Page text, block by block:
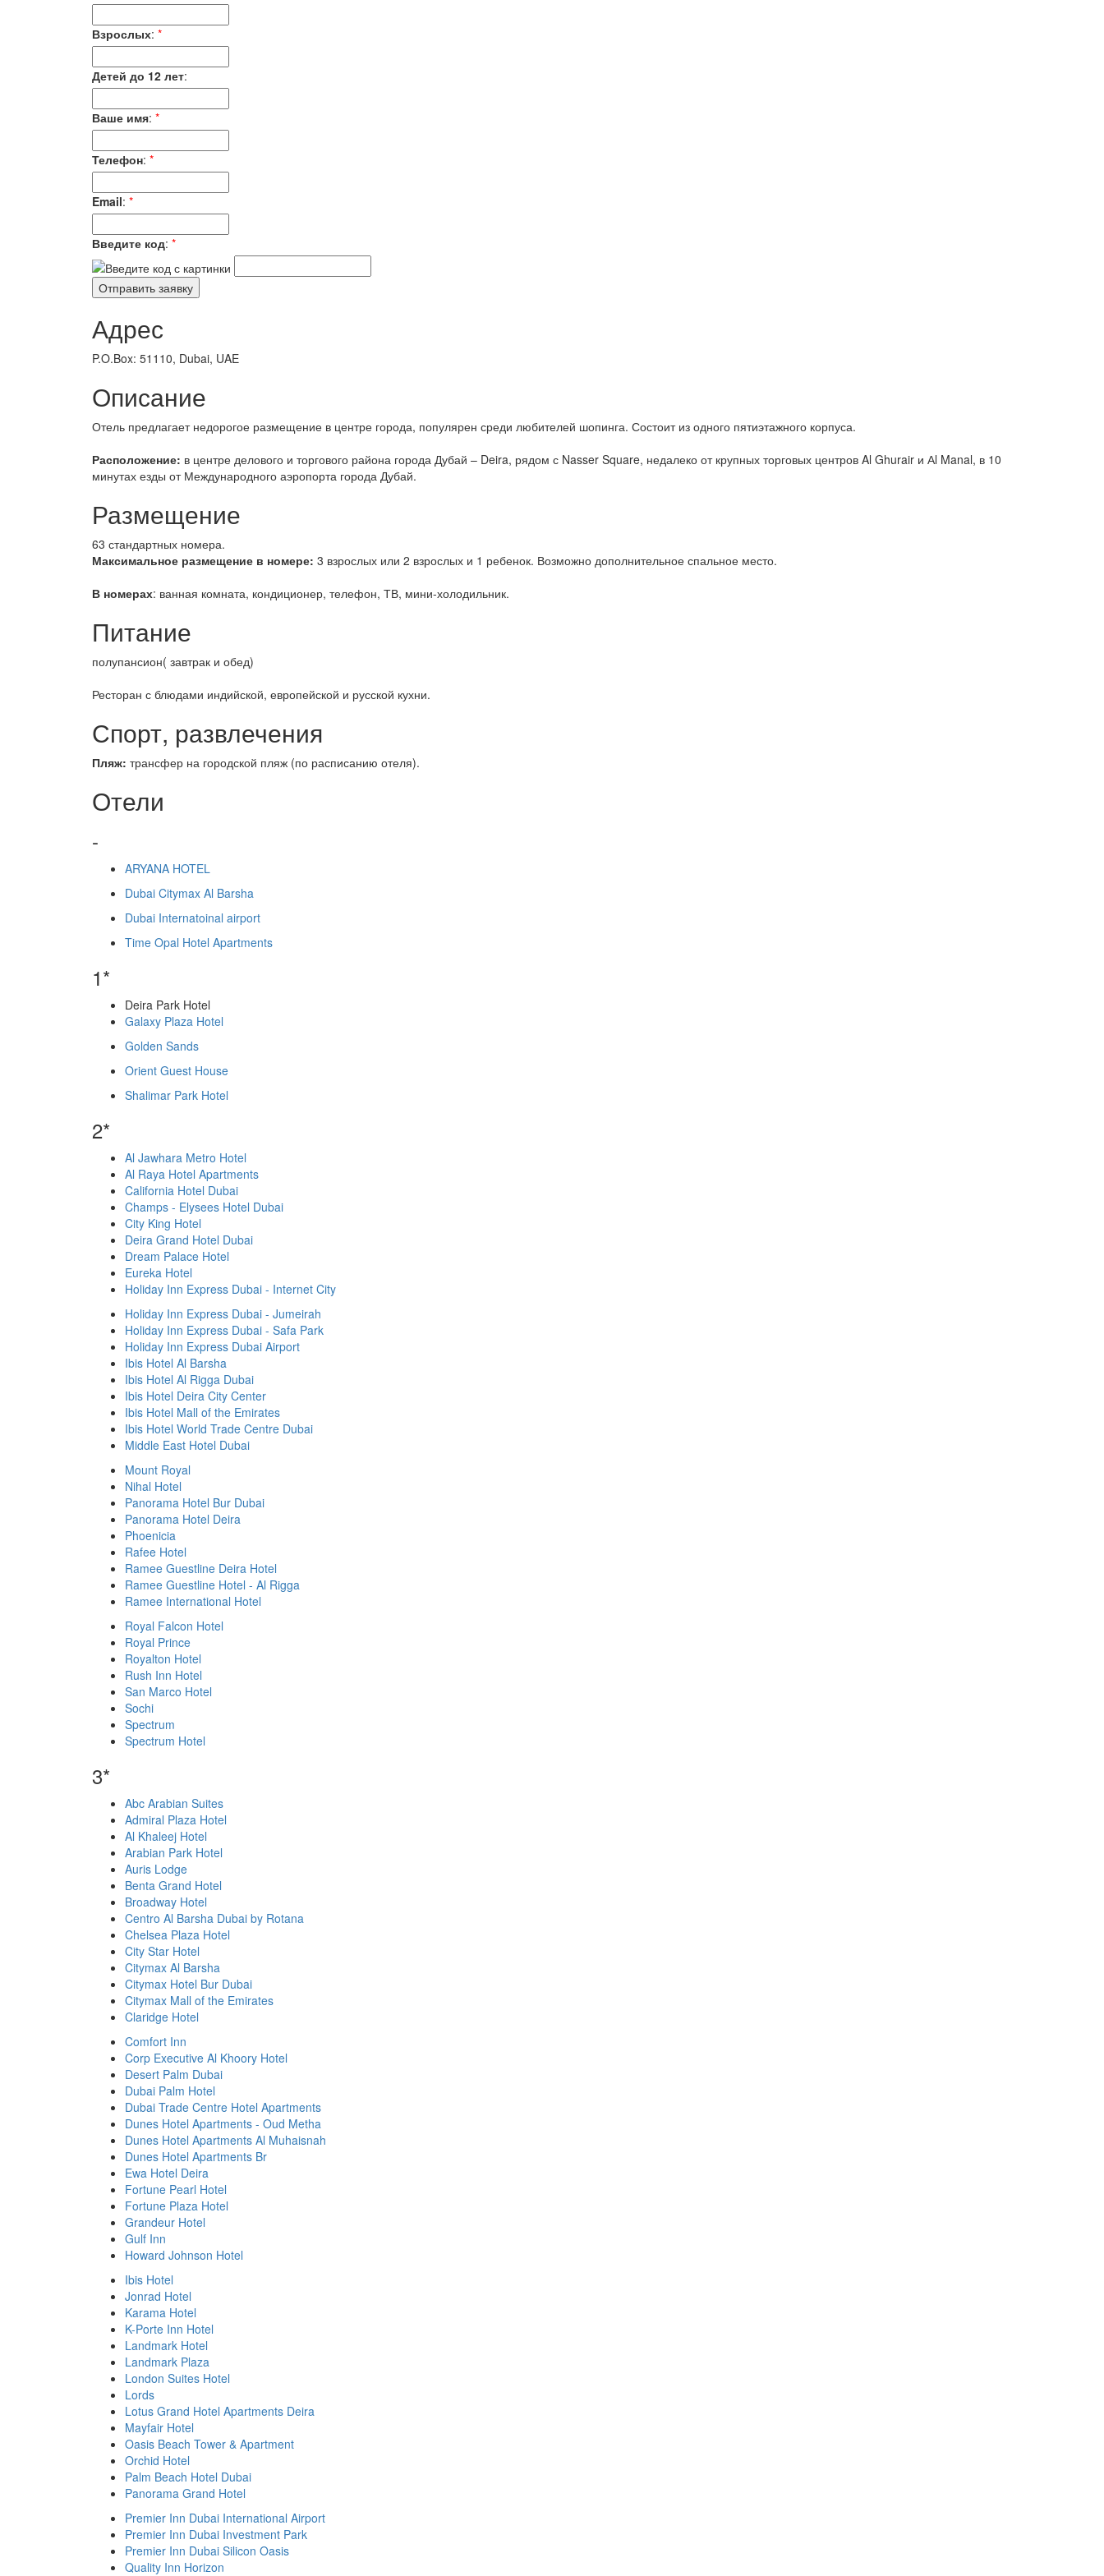
Взрослых: *
Детей до 12 лет:
Ваше имя: *
Телефон: *
Email: *
Введите код: *
Адрес
P.O.Box: 51110, Dubai, UAE
Описание
Отель предлагает недорогое размещение в центре города, популярен среди любителей шопинга. Состоит из одного пятиэтажного корпуса.
Расположение: в центре делового и торгового района города Дубай – Deira, рядом с Nasser Square, недалеко от крупных торговых центров Al Ghurair и Аl Manal, в 10
минутах езды от Международного аэропорта города Дубай.
Размещение
63 стандартных номера.
Максимальное размещение в номере: 3 взрослых или 2 взрослых и 1 ребенок. Возможно дополнительное спальное место.
В номерах: ванная комната, кондиционер, телефон, ТВ, мини-холодильник.
Питание
полупансион( завтрак и обед)
Ресторан с блюдами индийской, европейской и русской кухни.
Спорт, развлечения
Пляж: трансфер на городской пляж (по расписанию отеля).
Отели
-
ARYANA HOTEL
Dubai Citymax Al Barsha
Dubai Internatoinal airport
Time Opal Hotel Apartments
1*
Deira Park Hotel
Galaxy Plaza Hotel
Golden Sands
Orient Guest House
Shalimar Park Hotel
2*
Al Jawhara Metro Hotel
Al Raya Hotel Apartments
California Hotel Dubai
Champs - Elysees Hotel Dubai
City King Hotel
Deira Grand Hotel Dubai
Dream Palace Hotel
Eureka Hotel
Holiday Inn Express Dubai - Internet City
Holiday Inn Express Dubai - Jumeirah
Holiday Inn Express Dubai - Safa Park
Holiday Inn Express Dubai Airport
Ibis Hotel Al Barsha
Ibis Hotel Al Rigga Dubai
Ibis Hotel Deira City Center
Ibis Hotel Mall of the Emirates
Ibis Hotel World Trade Centre Dubai
Middle East Hotel Dubai
Mount Royal
Nihal Hotel
Panorama Hotel Bur Dubai
Panorama Hotel Deira
Phoenicia
Rafee Hotel
Ramee Guestline Deira Hotel
Ramee Guestline Hotel - Al Rigga
Ramee International Hotel
Royal Falcon Hotel
Royal Prince
Royalton Hotel
Rush Inn Hotel
San Marco Hotel
Sochi
Spectrum
Spectrum Hotel
3*
Abc Arabian Suites
Admiral Plaza Hotel
Al Khaleej Hotel
Arabian Park Hotel
Auris Lodge
Benta Grand Hotel
Broadway Hotel
Centro Al Barsha Dubai by Rotana
Chelsea Plaza Hotel
City Star Hotel
Citymax Al Barsha
Citymax Hotel Bur Dubai
Citymax Mall of the Emirates
Claridge Hotel
Comfort Inn
Corp Executive Al Khoory Hotel
Desert Palm Dubai
Dubai Palm Hotel
Dubai Trade Centre Hotel Apartments
Dunes Hotel Apartments - Oud Metha
Dunes Hotel Apartments Al Muhaisnah
Dunes Hotel Apartments Br
Ewa Hotel Deira
Fortune Pearl Hotel
Fortune Plaza Hotel
Grandeur Hotel
Gulf Inn
Howard Johnson Hotel
Ibis Hotel
Jonrad Hotel
Karama Hotel
K-Porte Inn Hotel
Landmark Hotel
Landmark Plaza
London Suites Hotel
Lords
Lotus Grand Hotel Apartments Deira
Mayfair Hotel
Oasis Beach Tower & Apartment
Orchid Hotel
Palm Beach Hotel Dubai
Panorama Grand Hotel
Premier Inn Dubai International Airport
Premier Inn Dubai Investment Park
Premier Inn Dubai Silicon Oasis
Quality Inn Horizon